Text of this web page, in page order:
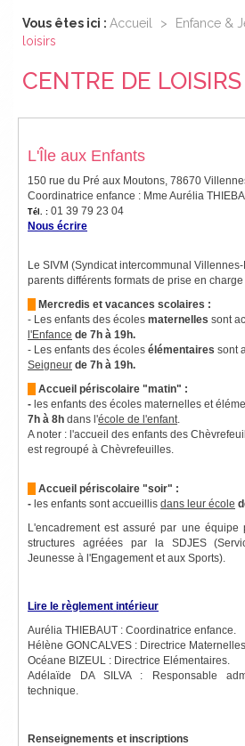
Vous êtes ici : Accueil > Enfance &
loisirs
CENTRE DE LOISIRS
L'Île aux Enfants
150 rue du Pré aux Moutons, 78670
Coordinatrice enfance : Mme Aurélia
Tél. : 01 39 79 23 04
Nous écrire
Le SIVM (Syndicat intercommunal
parents différents formats de prise en
Mercredis et vacances scolaires :
- Les enfants des écoles maternelles sont
l'Enfance de 7h à 19h.
- Les enfants des écoles élémentaires sont
Seigneur de 7h à 19h.
Accueil périscolaire "matin" :
- les enfants des écoles maternelles et
7h à 8h dans l'école de l'enfant.
A noter : l'accueil des enfants des
est regroupé à Chèvrefeuilles.
Accueil périscolaire "soir" :
- les enfants sont accueillis dans leur école
L'encadrement est assuré par une équipe
structures agréées par la SDJES
Jeunesse à l'Engagement et aux Sports).
Lire le règlement intérieur
Aurélia THIEBAUT : Coordinatrice enfance.
Hélène GONCALVES : Directrice
Océane BIZEUL : Directrice Elémentaires.
Adélaïde DA SILVA : Responsable
technique.
Renseignements et inscriptions